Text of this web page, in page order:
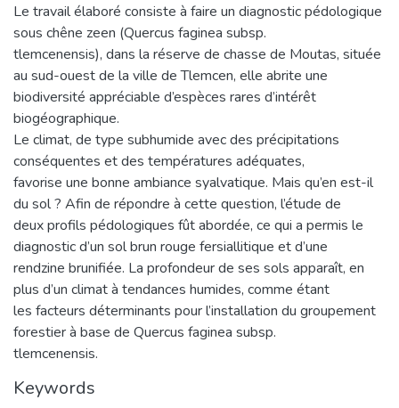
Le travail élaboré consiste à faire un diagnostic pédologique
sous chêne zeen (Quercus faginea subsp.
tlemcenensis), dans la réserve de chasse de Moutas, située
au sud-ouest de la ville de Tlemcen, elle abrite une
biodiversité appréciable d’espèces rares d’intérêt
biogéographique.
Le climat, de type subhumide avec des précipitations
conséquentes et des températures adéquates,
favorise une bonne ambiance syalvatique. Mais qu’en est-il
du sol ? Afin de répondre à cette question, l’étude de
deux profils pédologiques fût abordée, ce qui a permis le
diagnostic d’un sol brun rouge fersiallitique et d’une
rendzine brunifiée. La profondeur de ses sols apparaît, en
plus d’un climat à tendances humides, comme étant
les facteurs déterminants pour l’installation du groupement
forestier à base de Quercus faginea subsp.
tlemcenensis.
Keywords